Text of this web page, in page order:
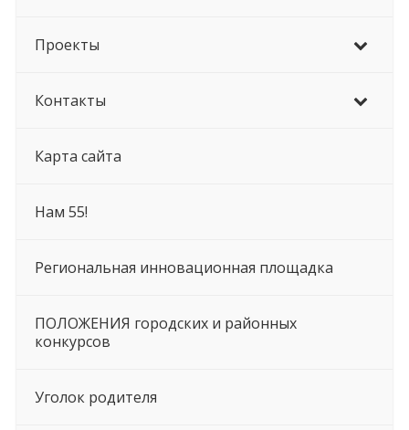
Проекты
Контакты
Карта сайта
Нам 55!
Региональная инновационная площадка
ПОЛОЖЕНИЯ городских и районных
конкурсов
Уголок родителя